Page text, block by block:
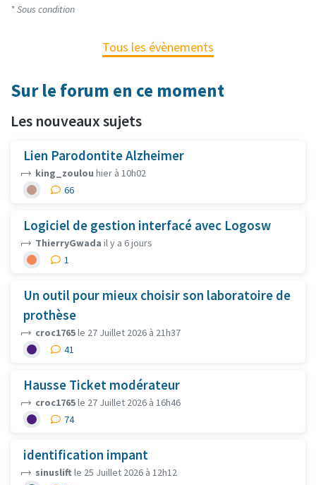
* Sous condition
Tous les évènements
Sur le forum en ce moment
Les nouveaux sujets
Lien Parodontite Alzheimer
king_zoulou hier à 10h02
66
Logiciel de gestion interfacé avec Logosw
ThierryGwada il y a 6 jours
1
Un outil pour mieux choisir son laboratoire de
prothèse
croc1765le 27 Juillet 2026 à 21h37
41
Hausse Ticket modérateur
croc1765le 27 Juillet 2026 à 16h46
74
identification impant
sinusliftle 25 Juillet 2026 à 12h12